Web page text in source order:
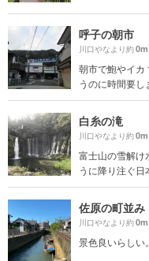
呼子の朝市
川口やなより約0m
朝市で鮑やイカ
うのに時間要し
白糸の滝
川口やなより約0m
富士山の雪解け
うに降り注ぐ日
佐原の町並み
川口やなより約0m
景色良いらしい。